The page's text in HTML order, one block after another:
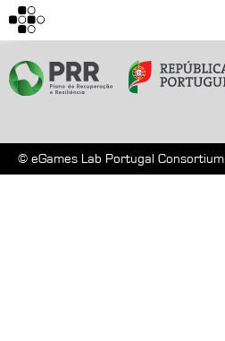
© eGames Lab Portugal Consortium